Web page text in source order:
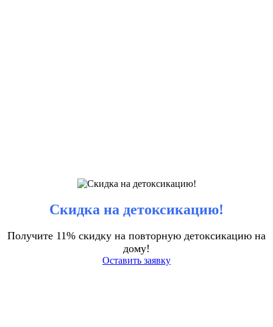
Скидка на детоксикацию!
Получите 11% скидку на повторную детоксикацию на
дому!
Оставить заявку